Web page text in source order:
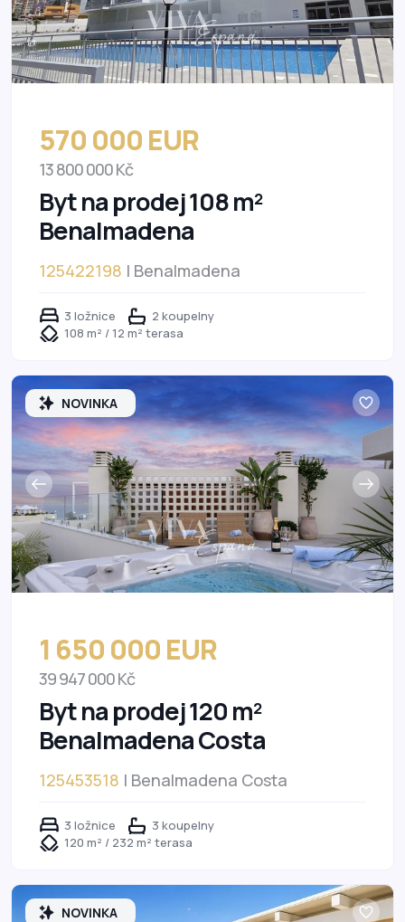
570 000 EUR
13 800 000 Kč
Byt na prodej 108 m²
Benalmadena
125422198 | Benalmadena
3 ložnice
2 koupelny
108 m² / 12 m² terasa
NOVINKA
1 650 000 EUR
39 947 000 Kč
Byt na prodej 120 m²
Benalmadena Costa
125453518 | Benalmadena Costa
3 ložnice
3 koupelny
120 m² / 232 m² terasa
NOVINKA